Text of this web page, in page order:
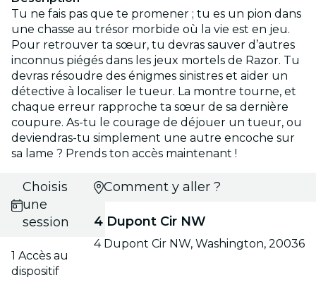
Tu ne fais pas que te promener ; tu es un pion dans
une chasse au trésor morbide où la vie est en jeu.
Pour retrouver ta sœur, tu devras sauver d’autres
inconnus piégés dans les jeux mortels de Razor. Tu
devras résoudre des énigmes sinistres et aider un
détective à localiser le tueur. La montre tourne, et
chaque erreur rapproche ta sœur de sa dernière
coupure. As-tu le courage de déjouer un tueur, ou
deviendras-tu simplement une autre encoche sur
sa lame ? Prends ton accès maintenant !
Choisis
une
session
1 Accès au
dispositif
Comment y aller ?
4 Dupont Cir NW
4 Dupont Cir NW, Washington, 20036